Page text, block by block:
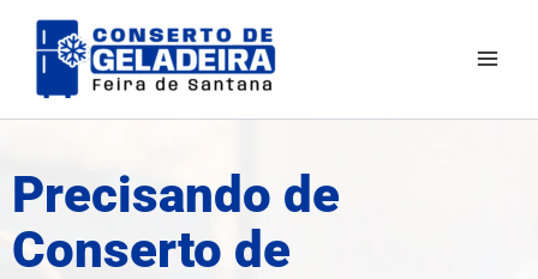
para
Precisando de
Conserto de